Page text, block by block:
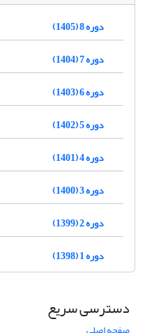
دوره 8 (1405)
دوره 7 (1404)
دوره 6 (1403)
دوره 5 (1402)
دوره 4 (1401)
دوره 3 (1400)
دوره 2 (1399)
دوره 1 (1398)
دسترسی سریع